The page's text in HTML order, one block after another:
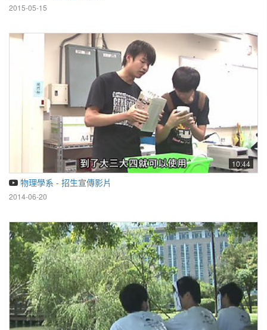
2015-05-15
10:44
物理學系 - 招生宣傳影片
2014-06-20